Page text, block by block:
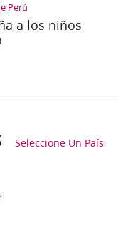
Perú
a los niños
Seleccione Un País